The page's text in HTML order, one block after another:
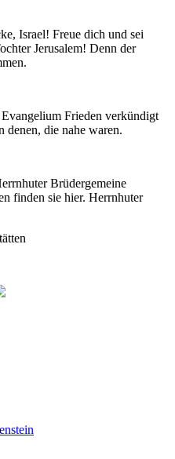
Israel! Freue dich und sei
Jerusalem! Denn der
Frieden verkündigt
denen, die nahe waren.
Brüdergemeine
finden sie hier. Herrnhuter